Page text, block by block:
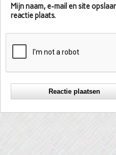
Mijn naam, e-mail en site
reactie plaats.